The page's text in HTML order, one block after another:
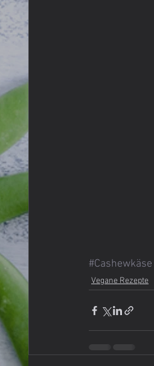
#Cashewkäse
Vegane Rezepte